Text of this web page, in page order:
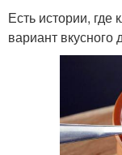
Есть истории, где
вариант